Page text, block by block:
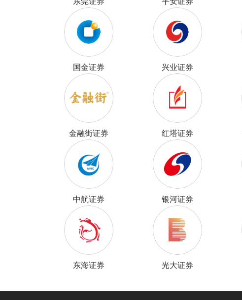
国金证券 兴业证券
金融街证券 红塔证券
中航证券 银河证券
东海证券 光大证券